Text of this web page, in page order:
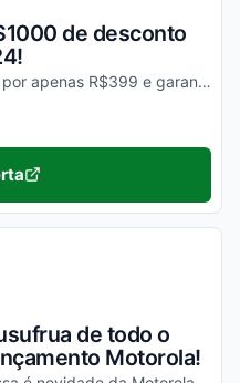
de desconto
Realize seu pré-registro no site por apenas R$399 e garanta esse desconto imperdível na sua compra!
de todo o
Motorola!